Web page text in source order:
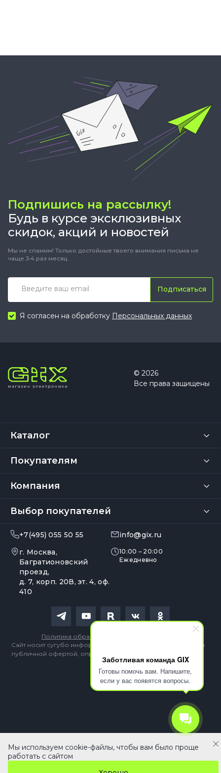
Заботливая команда GIX
Готовы помочь вам. Напишите,
если у вас появятся вопросы.
Подпишись на рассылку!
Будь в курсе эксклюзивных
скидок, акций и новостей
Мы не спамим! Только достойные твоего внимания письма не
чаще 3-4 раз месяц.
Подписаться
Я согласен на обработку Персональных данных
© 2026
Все права защищены
Каталог
Покупателям
Компания
Выбор покупателей
+7(495) 055 50 55
info@gix.ru
г. Москва,
Багратионовский
проезд,
д. 7, корп. 20В, эт. 4, оф.
410
10:00 – 20:00
Ежедневно
Сайт носит сугубо информационный характер и не является
публичной офертой, определяемой Статьей 437 (2) ГК РФ
Политика обработки персональных данных
62 090 ₽ В корзину
Мы используем cookie-файлы, чтобы вам было проще
работать с сайтом